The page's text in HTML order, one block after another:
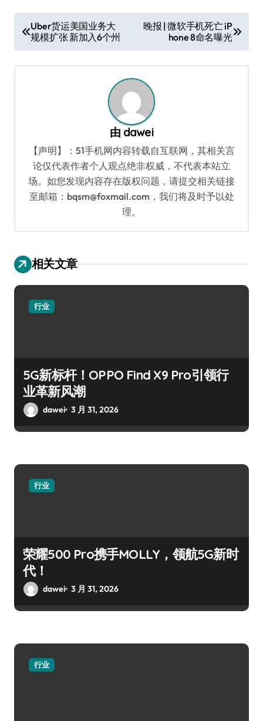
章
导
Uber货运美国业务大
规模扩张 新加入6个州
晚报 | 微软手机死亡 iP
hone 8命名曝光
由 dawei
【声明】：51手机网内容转载自互联网，其相关言
论仅代表作者个人观点绝非权威，不代表本站立
场。如您发现内容存在版权问题，请提交相关链接
至邮箱：bqsm@foxmail.com，我们将及时予以处
理。
相关文章
行业
5G新标杆！OPPO Find X9 Pro引领行
业革新风潮
dawei 3 月 31, 2026
行业
荣耀500 Pro携手MOLLY，领航5G新时
代！
dawei 3 月 31, 2026
行业